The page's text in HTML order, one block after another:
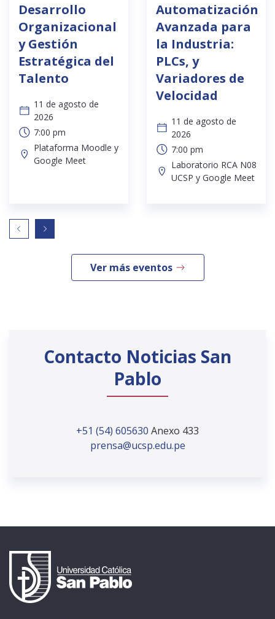
Desarrollo
Organizacional
y Gestión
Estratégica del
Talento
11 de agosto de
2026
7:00 pm
Plataforma Moodle y
Google Meet
Automatización
Avanzada para
la Industria:
PLCs, y
Variadores de
Velocidad
11 de agosto de
2026
7:00 pm
Laboratorio RCA N08
UCSP y Google Meet
Ver más eventos
Contacto Noticias San
Pablo
+51 (54) 605630 Anexo 433
prensa@ucsp.edu.pe